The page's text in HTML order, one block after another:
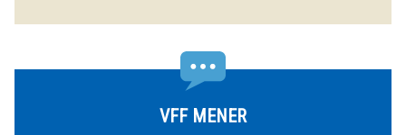
VFF MENER